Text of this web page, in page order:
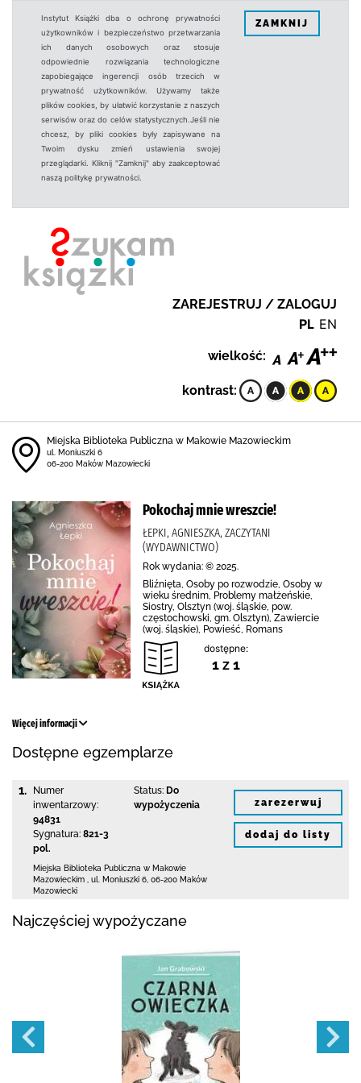
Instytut Książki dba o ochronę prywatności
użytkowników i bezpieczeństwo przetwarzania
ich danych osobowych oraz stosuje
odpowiednie rozwiązania technologiczne
zapobiegające ingerencji osób trzecich w
prywatność użytkowników. Używamy także
plików cookies, by ułatwić korzystanie z naszych
serwisów oraz do celów statystycznych.Jeśli nie
chcesz, by pliki cookies były zapisywane na
Twoim dysku zmień ustawienia swojej
przeglądarki. Kliknij "Zamknij" aby zaakceptować
naszą politykę prywatności.
ZAMKNIJ
ZAREJESTRUJ / ZALOGUJ
PL EN
wielkość:
kontrast:
Miejska Biblioteka Publiczna w Makowie Mazowieckim
ul. Moniuszki 6
06-200 Maków Mazowiecki
Pokochaj mnie wreszcie!
ŁEPKI, AGNIESZKA, ZACZYTANI
(WYDAWNICTWO)
Rok wydania: © 2025.
Bliźnięta, Osoby po rozwodzie, Osoby w
wieku średnim, Problemy małżeńskie,
Siostry, Olsztyn (woj. śląskie, pow.
częstochowski, gm. Olsztyn), Zawiercie
(woj. śląskie), Powieść, Romans
dostępne:
1 z 1
Więcej informacji
Dostępne egzemplarze
1.
Numer
inwentarzowy:
94831
Sygnatura: 821-3
pol.
Status: Do
wypożyczenia
Miejska Biblioteka Publiczna w Makowie
Mazowieckim
ul. Moniuszki 6 06-200 Maków
Mazowiecki
zarezerwuj
dodaj do listy
Najczęściej wypożyczane